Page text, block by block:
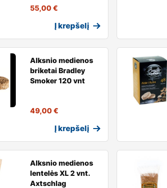
55,00€
Į krepšelį
Alksnio medienos
briketai Bradley
Smoker 120 vnt
49,00€
Į krepšelį
Alksnio medienos
lentelės XL 2 vnt.
Axtschlag